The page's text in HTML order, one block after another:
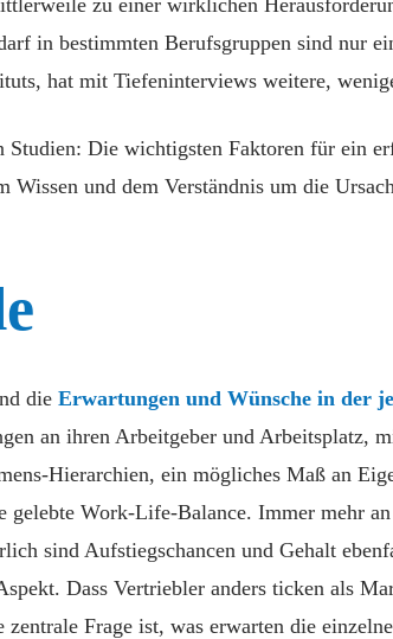
zu einer wirklichen
in bestimmten Berufsgruppen sind nur
hat mit Tiefeninterviews weitere,
Die wichtigsten Faktoren für ein
und dem Verständnis um die
die Erwartungen und Wünsche in der
an ihren Arbeitgeber und Arbeitsplatz,
Hierarchien, ein mögliches Maß an
Work-Life-Balance. Immer mehr
sind Aufstiegschancen und Gehalt
Dass Vertriebler anders ticken als
Frage ist, was erwarten die